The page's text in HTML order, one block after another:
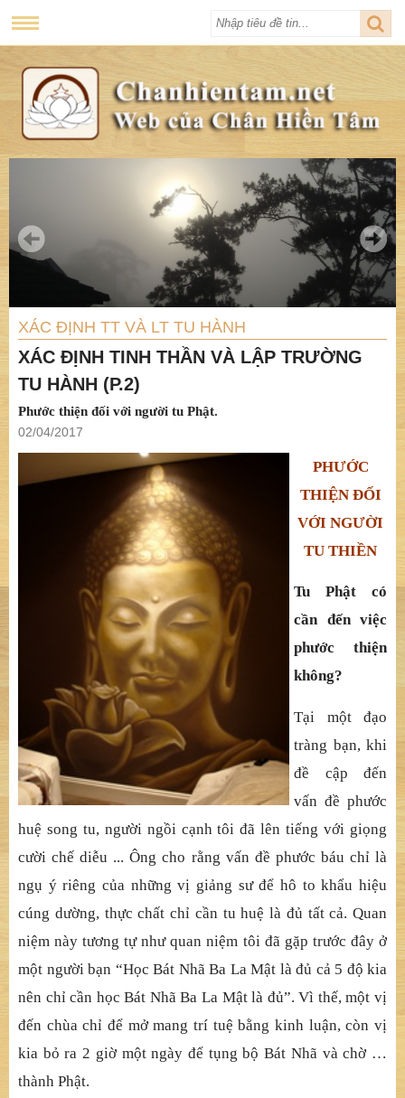
XÁC ĐỊNH TT VÀ LT TU HÀNH
XÁC ĐỊNH TINH THẦN VÀ LẬP TRƯỜNG
TU HÀNH (P.2)
Phước thiện đối với người tu Phật.
02/04/2017
PHƯỚC
THIỆN ĐỐI
VỚI NGƯỜI
TU THIỀN
Tu Phật có
cần đến việc
phước thiện
không?
Tại một đạo
tràng bạn, khi
đề cập đến
vấn đề phước
huệ song tu, người ngồi cạnh tôi đã lên tiếng với giọng
cười chế diễu ... Ông cho rằng vấn đề phước báu chỉ là
ngụ ý riêng của những vị giảng sư để hô to khẩu hiệu
cúng dường, thực chất chỉ cần tu huệ là đủ tất cả. Quan
niệm này tương tự như quan niệm tôi đã gặp trước đây ở
một người bạn “Học Bát Nhã Ba La Mật là đủ cả 5 độ kia
nên chỉ cần học Bát Nhã Ba La Mật là đủ”. Vì thế, một vị
đến chùa chỉ để mở mang trí tuệ bằng kinh luận, còn vị
kia bỏ ra 2 giờ một ngày để tụng bộ Bát Nhã và chờ …
thành Phật.